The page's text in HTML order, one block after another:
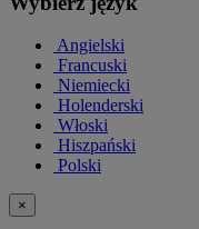
Angielski
Francuski
Niemiecki
Holenderski
Włoski
Hiszpański
Polski
×